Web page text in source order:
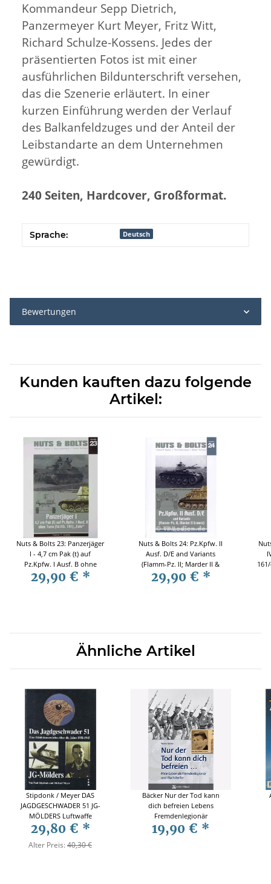
Kommandeur Sepp Dietrich,
Panzermeyer Kurt Meyer, Fritz Witt,
Richard Schulze-Kossens. Jedes der
präsentierten Fotos ist mit einer
ausführlichen Bildunterschrift versehen,
das die Szenerie erläutert. In einer
kurzen Einführung werden der Verlauf
des Balkanfeldzuges und der Anteil der
Leibstandarte an dem Unternehmen
gewürdigt.
240 Seiten, Hardcover, Großformat.
Sprache: Deutsch
Bewertungen
Kunden kauften dazu folgende
Artikel:
Nuts & Bolts 23: Panzerjäger
I - 4,7 cm Pak (t) auf
Pz.Kpfw. I Ausf. B ohne
Turm
29,90 € *
Nuts & Bolts 24: Pz.Kpfw. II
Ausf. D/E and Variants
(Flamm-Pz. II; Marder II &
more)</
29,90 € *
Ähnliche Artikel
Stipdonk / Meyer DAS
JAGDGESCHWADER 51 JG-
MÖLDERS Luftwaffe
29,80 € *
Alter Preis:40,30 €
Bäcker Nur der Tod kann
dich befreien Lebens
Fremdenlegionär
Fluchthelfer
19,90 € *